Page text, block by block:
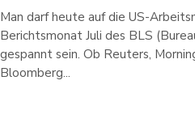
Man darf heute auf die US-
Berichtsmonat Juli des BLS
gespannt sein. Ob Reuters,
Bloomberg...